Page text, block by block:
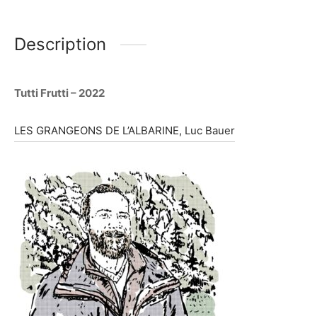
Description
Tutti Frutti – 2022
LES GRANGEONS DE L’ALBARINE, Luc Bauer